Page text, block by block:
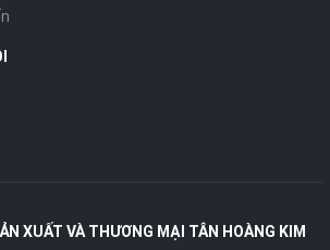
XUẤT VÀ THƯƠNG MẠI TÂN HOÀNG KIM